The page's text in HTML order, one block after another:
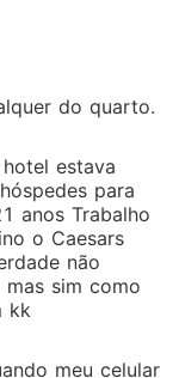
do quarto.
estava
para
anos Trabalho
o Caesars
não
sim como
kk
meu celular